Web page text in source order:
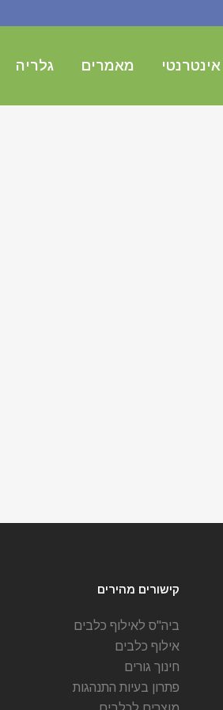
מאמרים גלריה
קישורים מהירים
ביה"ס לאילוף כלבים
אילוף כלבים
חינוך גורים
פתרון בעיות התנהגות